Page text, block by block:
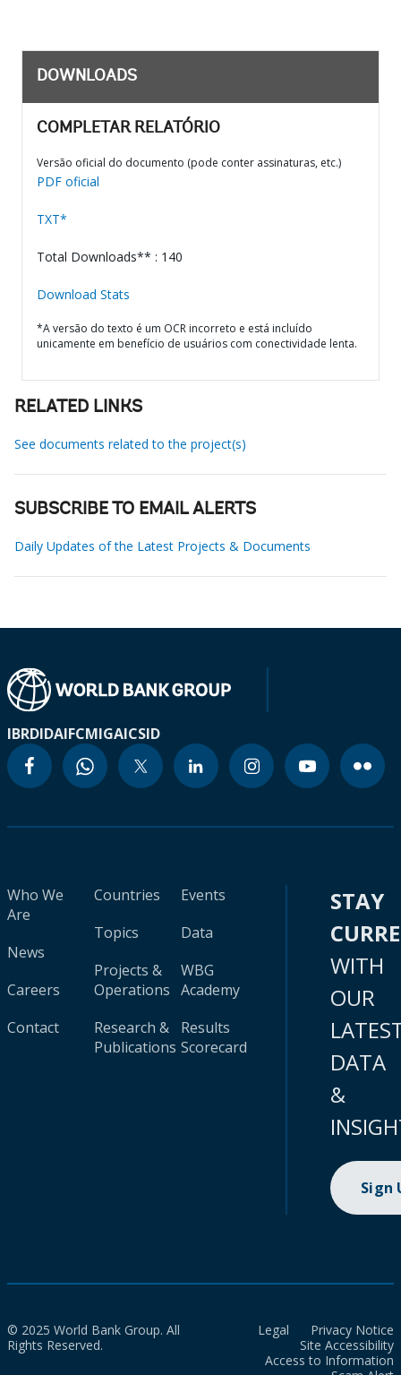
DOWNLOADS
COMPLETAR RELATÓRIO
Versão oficial do documento (pode conter assinaturas, etc.)
PDF oficial
TXT*
Total Downloads** : 140
Download Stats
*A versão do texto é um OCR incorreto e está incluído
unicamente em benefício de usuários com conectividade lenta.
RELATED LINKS
See documents related to the project(s)
SUBSCRIBE TO EMAIL ALERTS
Daily Updates of the Latest Projects & Documents
IBRDIDAIFCMIGAICSID
Who We
Are
News
Careers
Contact
Countries
Topics
Projects &
Operations
Research &
Publications
Events
Data
WBG
Academy
Results
Scorecard
STAY
WITH
OUR
DATA
&
Sign
© 2025 World Bank Group. All
Rights Reserved.
Legal
Privacy Notice
Site Accessibility
Access to Information